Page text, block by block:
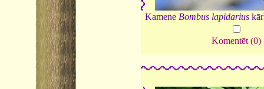
Kamene Bombus lapidarius
Komentēt (0)